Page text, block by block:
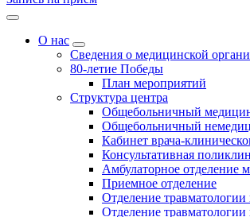
О нас
Сведения о медицинской
80-летие Победы
План мероприятий
Структура центра
Общебольничный
Общебольничный
Кабинет врача-
Консультативная
Амбулаторное отделение
Приемное отделение
Отделение
Отделение